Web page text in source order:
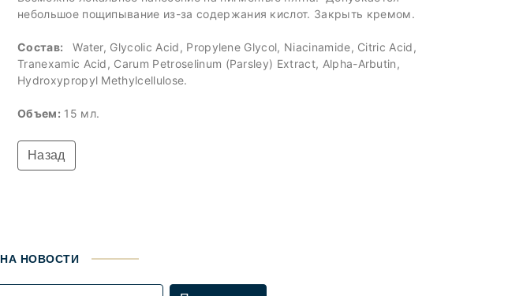
небольшое пощипывание из-за содержания кислот. Закрыть кремом.
Состав:
Water, Glycolic Acid, Рropylene Glycol, Niacinamide, Citric Acid,
Tranexamic Acid, Carum Petroselinum (Parsley) Extract, Alpha-Arbutin,
Hydroxypropyl Methylcellulose.
Объем: 15 мл.
Назад
НОВОСТИ